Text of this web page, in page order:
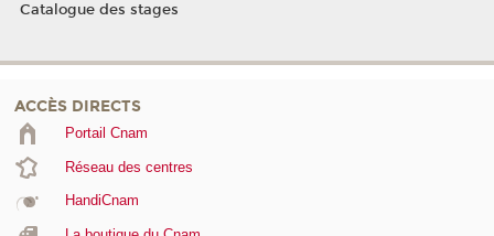
Catalogue des stages
ACCÈS DIRECTS
Portail Cnam
Réseau des centres
HandiCnam